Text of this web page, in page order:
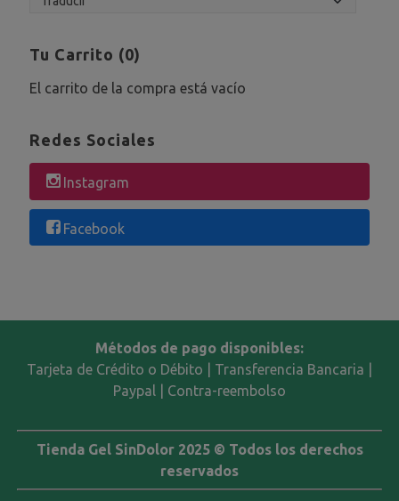
Tu Carrito (0)
El carrito de la compra está vacío
Redes Sociales
Instagram
Facebook
Métodos de pago disponibles:
Tarjeta de Crédito o Débito | Transferencia Bancaria |
Paypal | Contra-reembolso
Tienda Gel SinDolor 2025 © Todos los derechos
reservados